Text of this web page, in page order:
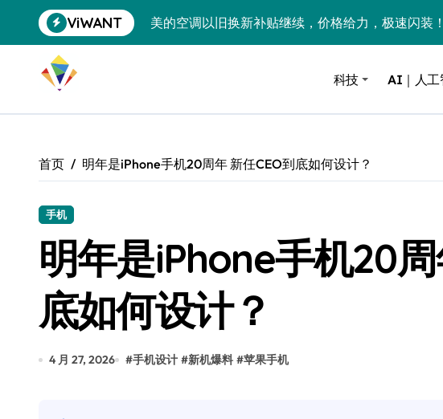
到
ViWANT
美的空调以旧换新补贴继续，价格给力，极速闪装！
黄金瞬间冲破4200，白银狂飙3.5%！三大利好连
特斯拉中国卖第五，丰田一季净赚两个比亚迪——
Xbox七月大崩盘：裁员3200、卖工作室、网络瘫
谷歌DeepMind创始人辞去CEO，但继续“垂帘听政
全球最小U盘，容量却碾压iPhone 17顶配？闪迪这
400层堆叠、性能翻倍 三星把最新存储技术给了AI
科技 AI｜人工
首页 明年是iPhone手机20周年 新任CEO到底如何设计？
手机
明年是iPhone手机20
底如何设计？
4 月 27, 2026 #手机设计 #新机爆料 #苹果手机